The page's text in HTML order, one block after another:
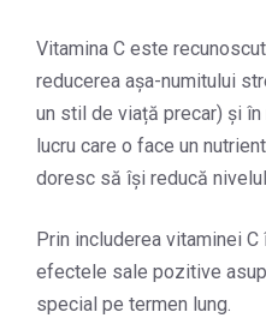
Vitamina C este
reducerea așa-numitului
un stil de viață precar) și
lucru care o face un
doresc să își reducă
Prin includerea vitaminei
efectele sale pozitive
special pe termen lung.